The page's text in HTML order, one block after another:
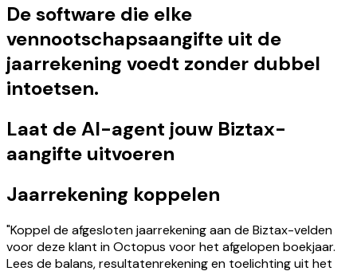
De software die elke
vennootschapsaangifte uit de
jaarrekening voedt zonder dubbel
intoetsen.
Laat de AI-agent jouw Biztax-
aangifte uitvoeren
Jaarrekening koppelen
"Koppel de afgesloten jaarrekening aan de Biztax-velden
voor deze klant in Octopus voor het afgelopen boekjaar.
Lees de balans, resultatenrekening en toelichting uit het